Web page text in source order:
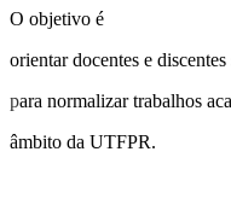
O objetivo é
orientar docentes e
para normalizar trabalhos
âmbito da UTFPR.